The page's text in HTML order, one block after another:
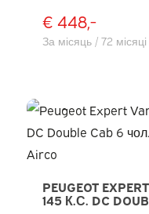
€ 448,-
За місяць / 72 місяці
PEUGEOT
145 К.С. DC